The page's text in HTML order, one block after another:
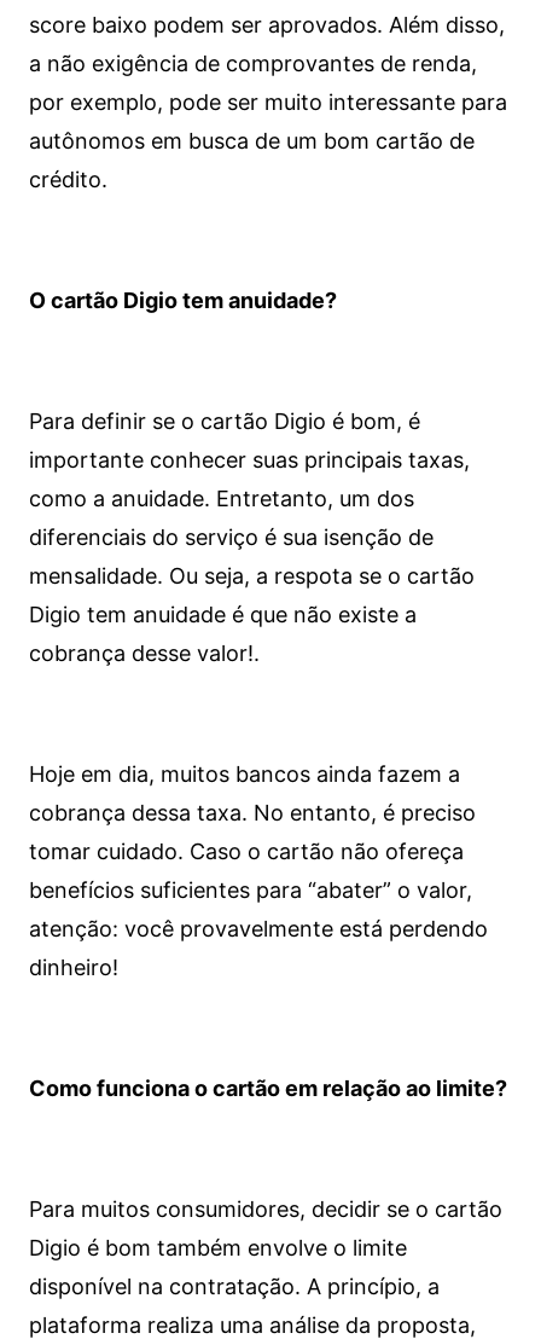
score baixo podem ser aprovados. Além disso,
a não exigência de comprovantes de renda,
por exemplo, pode ser muito interessante para
autônomos em busca de um bom cartão de
crédito.
O cartão Digio tem anuidade?
Para definir se o cartão Digio é bom, é
importante conhecer suas principais taxas,
como a anuidade. Entretanto, um dos
diferenciais do serviço é sua isenção de
mensalidade. Ou seja, a respota se o cartão
Digio tem anuidade é que não existe a
cobrança desse valor!.
Hoje em dia, muitos bancos ainda fazem a
cobrança dessa taxa. No entanto, é preciso
tomar cuidado. Caso o cartão não ofereça
benefícios suficientes para “abater” o valor,
atenção: você provavelmente está perdendo
dinheiro!
Como funciona o cartão em relação ao limite?
Para muitos consumidores, decidir se o cartão
Digio é bom também envolve o limite
disponível na contratação. A princípio, a
plataforma realiza uma análise da proposta,